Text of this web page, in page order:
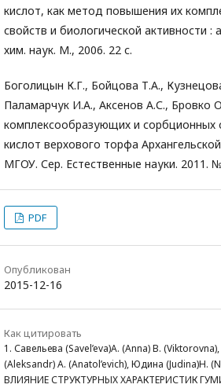
кислот, как метод повышения их
свойств и биологической активности :
хим. наук. М., 2006. 22 с.
Боголицын К.Г., Бойцова Т.А.,
Паламарчук И.А., Аксенов А.С., Бровко
комплексообразующих и сорбционных
кислот верхового торфа
МГОУ. Сер. Естественные науки. 2011.
PDF
Опубликован
2015-12-16
Как цитировать
1. Савельева (Savel’eva)А. (Anna) В.
(Aleksandr) А. (Anatol’evich), Юдина (Judina)Н.
ВЛИЯНИЕ СТРУКТУРНЫХ ХАРАКТЕРИСТИК